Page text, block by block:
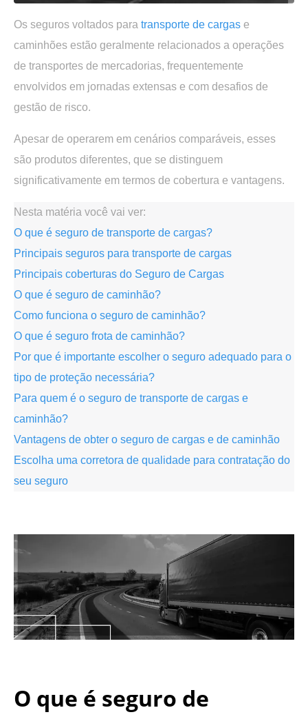
Os seguros voltados para transporte de cargas e
caminhões estão geralmente relacionados a operações
de transportes de mercadorias, frequentemente
envolvidos em jornadas extensas e com desafios de
gestão de risco.
Apesar de operarem em cenários comparáveis, esses
são produtos diferentes, que se distinguem
significativamente em termos de cobertura e vantagens.
Nesta matéria você vai ver:
O que é seguro de transporte de cargas?
Principais seguros para transporte de cargas
Principais coberturas do Seguro de Cargas
O que é seguro de caminhão?
Como funciona o seguro de caminhão?
O que é seguro frota de caminhão?
Por que é importante escolher o seguro adequado para o
tipo de proteção necessária?
Para quem é o seguro de transporte de cargas e
caminhão?
Vantagens de obter o seguro de cargas e de caminhão
Escolha uma corretora de qualidade para contratação do
seu seguro
O que é seguro de